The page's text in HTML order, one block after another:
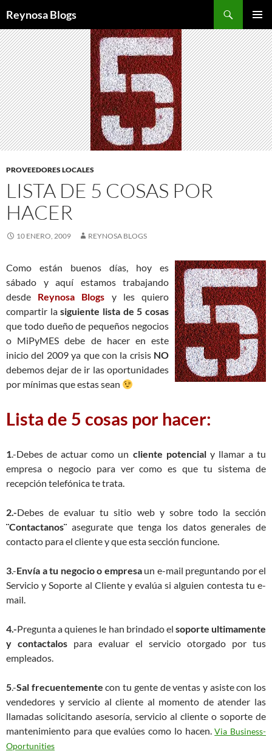
Reynosa Blogs
MENÚ
AL
CONTENIDO
PROVEEDORES LOCALES
LISTA DE 5 COSAS POR
HACER
10 ENERO, 2009 REYNOSA BLOGS
Como están buenos días, hoy es
sábado y aquí estamos trabajando
desde Reynosa Blogs y les quiero
compartir lasiguiente lista de 5 cosas
que todo dueño de pequeños negocios
o MiPyMES debe de hacer en este
inicio del 2009 ya que con la crisisNO
debemos dejar de ir las oportunidades
por mínimas que estas sean
Lista de 5 cosas por hacer:
1.-Debes de actuar como un cliente potencialy llamar a tu
empresa o negocio para ver como es que tu sistema de
recepción telefónica te trata.
2.-Debes de evaluar tu sitio web y sobre todo la sección
¨Contactanos¨ asegurate que tenga los datos generales de
contacto para el cliente y que esta sección funcione.
3.-Envía a tu negocio o empresaun e-mail preguntando por el
Servicio y Soporte al Cliente y evalúa si alguien contesta tu e-
mail.
4.-Pregunta a quienes le han brindado el soporte ultimamente
y contactalos para evaluar el servicio otorgado por tus
empleados.
5.-Sal frecuentemente con tu gente de ventas y asiste con los
vendedores y servicio al cliente al momento de atender las
llamadas solicitando asesoría, servicio al cliente o soporte de
mantenimiento para que evalúes como lo hacen.Via Business-
Oportunities